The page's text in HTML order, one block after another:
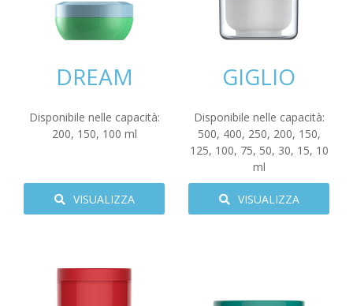
DREAM
Disponibile nelle capacità:
200, 150, 100 ml
VISUALIZZA
GIGLIO
Disponibile nelle capacità:
500, 400, 250, 200, 150,
125, 100, 75, 50, 30, 15, 10
ml
VISUALIZZA